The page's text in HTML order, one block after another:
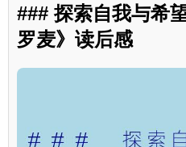
### 探索自我与
罗麦》读后感